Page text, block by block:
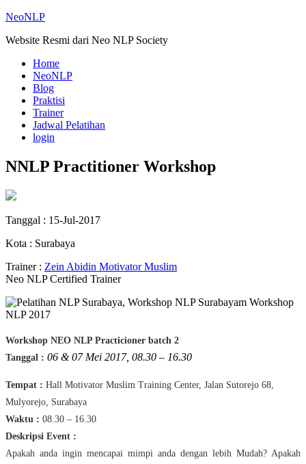
NeoNLP
Website Resmi dari Neo NLP Society
Home
NeoNLP
Blog
Praktisi
Trainer
Jadwal Pelatihan
login
NNLP Practitioner Workshop
Tanggal : 15-Jul-2017
Kota : Surabaya
Trainer : Zein Abidin Motivator Muslim
Neo NLP Certified Trainer
Workshop NEO NLP Practicioner batch 2
Tanggal : 06 & 07 Mei 2017, 08.30 – 16.30
Tempat : Hall Motivator Muslim Training Center, Jalan Sutorejo 68,
Mulyorejo, Surabaya
Waktu : 08.30 – 16.30
Deskripsi Event :
Apakah anda ingin mencapai mimpi anda dengan lebih Mudah? Apakah